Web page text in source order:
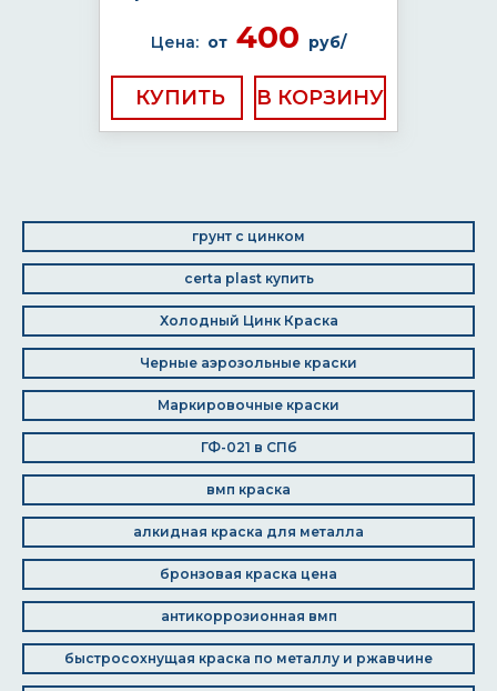
Цена: от 400 руб/
КУПИТЬ
грунт с цинком
certa plast купить
Холодный Цинк Краска
Черные аэрозольные краски
Маркировочные краски
ГФ-021 в СПб
вмп краска
алкидная краска для металла
бронзовая краска цена
антикоррозионная вмп
быстросохнущая краска по металлу и ржавчине